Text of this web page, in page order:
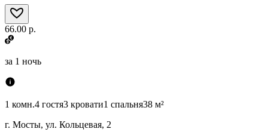
66.00 р.
за 1 ночь
1 комн.4 гостя3 кровати1 спальня38 м²
г. Мосты, ул. Кольцевая, 2